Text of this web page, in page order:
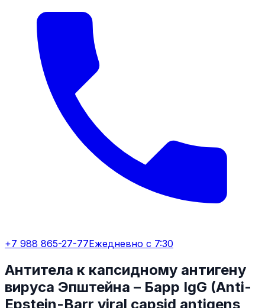
+7 988 865-27-77Ежедневно с 7:30
Антитела к капсидному антигену
вируса Эпштейна – Барр IgG (Anti-
Epstein-Barr viral capsid antigens